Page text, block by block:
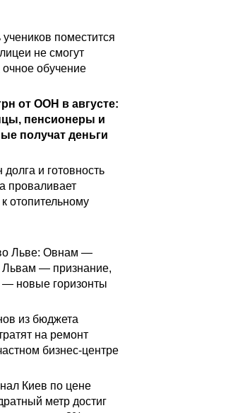
поместится
не смогут
очное обучение
от ООН в августе:
пенсионеры и
получат деньги
долга и готовность
проваливает
к отопительному
Льве: Овнам —
Львам — признание,
новые горизонты
из бюджета
на ремонт
бизнес-центре
Киев по цене
метр достиг